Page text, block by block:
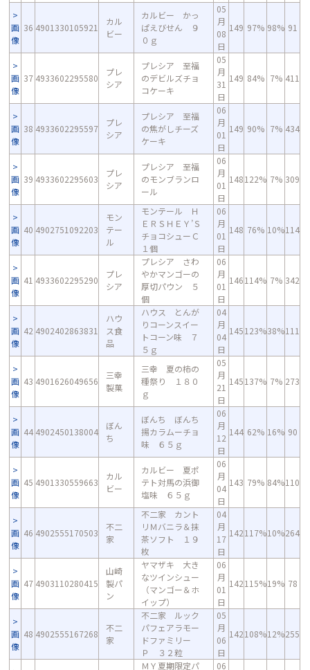
画
像
36 4901330105921
カル
ビー
カルビー かっ
ぱえびせん ９
０ｇ
05
月
08
日
149 97% 98% 91
画
像
37 4933602295580
プレ
シア
プレシア 至福
のデビルズチョ
コケーキ
05
月
31
日
149 84% 7% 411
画
像
38 4933602295597
プレ
シア
プレシア 至福
の焦がしチーズ
ケーキ
06
月
01
日
149 90% 7% 434
画
像
39 4933602295603
プレ
シア
プレシア 至福
のモンブランロ
ール
06
月
01
日
148122% 7% 309
画
像
40 4902751092203
モン
テー
ル
モンテール Ｈ
ＥＲＳＨＥＹ’Ｓ
チョコシューＣ
１個
06
月
01
日
148 76% 10%114
画
像
41 4933602295290
プレ
シア
プレシア さわ
やかマンゴーの
厚切パウン ５
個
06
月
01
日
146114% 7% 342
画
像
42 4902402863831
ハウ
ス食
品
ハウス とんが
りコーンスイー
トコーン味 ７
５ｇ
04
月
04
日
145123%38%111
画
像
43 4901626049656
三幸
製菓
三幸 夏の柿の
種祭り １８０
ｇ
05
月
21
日
145137% 7% 273
画
像
44 4902450138004
ぼん
ち
ぼんち ぼんち
揚カラムーチョ
味 ６５ｇ
06
月
12
日
144 62% 16% 90
画
像
45 4901330559663
カル
ビー
カルビー 夏ポ
テト対馬の浜御
塩味 ６５ｇ
06
月
04
日
143 79% 84%110
画
像
46 4902555170503
不二
家
不二家 カント
リＭバニラ＆抹
茶ソフト １９
枚
04
月
17
日
142117%10%264
画
像
47 4903110280415
山崎
製パ
ン
ヤマザキ 大き
なツインシュー
（マンゴー＆ホ
イップ）
06
月
01
日
142115%19% 78
画
像
48 4902555167268
不二
家
不二家 ルック
パフェアラモー
ドファミリー
Ｐ ３２粒
05
月
06
日
142108%12%255
ＭＹ夏期限定パ
06